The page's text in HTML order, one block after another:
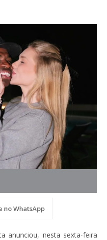
no WhatsApp
anunciou, nesta sexta-feira